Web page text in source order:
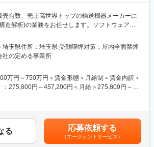
特徴：
業時間：20時間程度
ト、働き方など相談できる環境がございます。
なっており、その後も１年更新での契約社員とし
生：配属先への勤務に伴う引っ越し費用に関して
負担します。家賃補助の金額に関して、6万円（家
術社員）を対象に、キャリアチェンジを支援する
ターンしたい、上流工程へ挑戦したいなど転職に
売台数、売上高世界トップの輸送機器メーカーに
造解析)の業務をお任せします。ソフトウェアの
すフィールドあり！／年間休日123日・残業時間20
歳・エンジニア定着率90％以上長期就業環境あ
品におけるCAEを活用した【強度】【剛性】【振
験内容から、最初にご担当いただく工程に配置し
埼玉県住所：埼玉県 受動喫煙対策：屋内全面禁煙
社の定める事業所
万円～750万円＜賃金形態＞月給制＜賃金内訳＞
：275,800円～457,200円＜月給＞275,800円～
選考を通じて上下する可能性があります。月給(月
含めた表記です。
る 応募依頼する
（エージェントサービス）